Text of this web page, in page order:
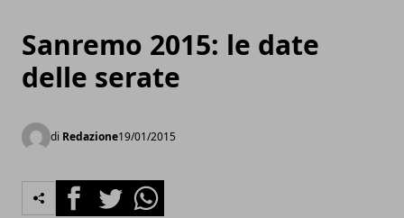
Sanremo 2015: le date
delle serate
di Redazione19/01/2015
FacebookTwitterWhatsapp